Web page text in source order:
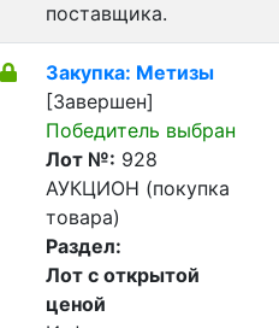
поставщика.
Закупка: Метизы
[Завершен]
Победитель выбран
Лот №: 928
АУКЦИОН (покупка
товара)
Раздел:
Лот с открытой
ценой